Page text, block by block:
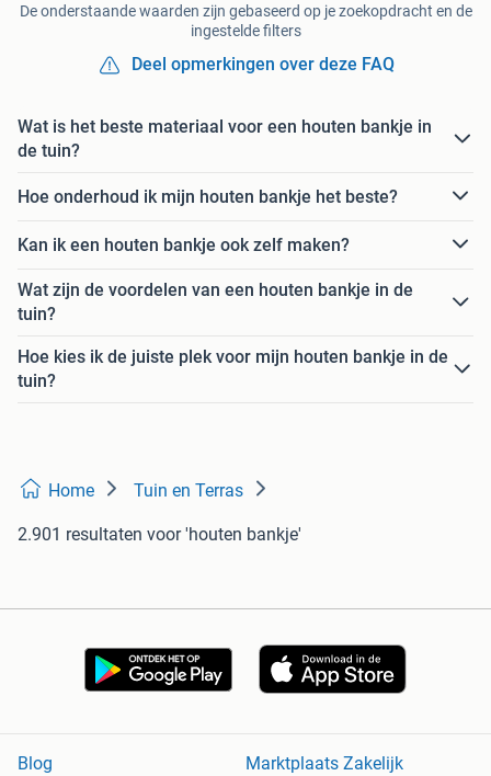
De onderstaande waarden zijn gebaseerd op je zoekopdracht en de
ingestelde filters
Deel opmerkingen over deze FAQ
Wat is het beste materiaal voor een houten bankje in
de tuin?
Hoe onderhoud ik mijn houten bankje het beste?
Kan ik een houten bankje ook zelf maken?
Wat zijn de voordelen van een houten bankje in de
tuin?
Hoe kies ik de juiste plek voor mijn houten bankje in de
tuin?
Home Tuin en Terras
2.901 resultaten voor 'houten bankje'
Blog
Marktplaats Zakelijk